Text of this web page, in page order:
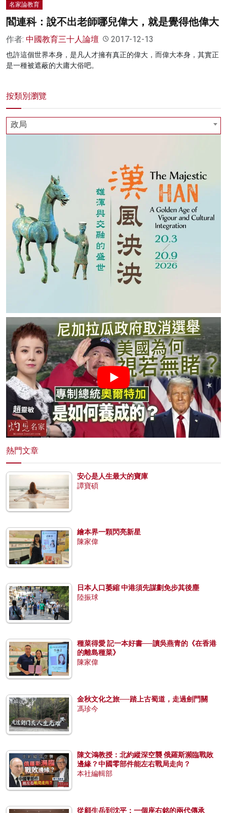
名家論教育
閻連科：說不出老師哪兒偉大，就是覺得他偉大
作者: 中國教育三十人論壇 2017-12-13
也許這個世界本身，是凡人才擁有真正的偉大，而偉大本身，其實正
是一種被遮蔽的大庸大俗吧。
按類別瀏覽
政局
熱門文章
安心是人生最大的寶庫
譚寶碩
繪本界一顆閃亮新星
陳家偉
日本人口萎縮 中港須先謀劃免步其後塵
陸振球
種菜得愛 記一本好書──讀吳燕青的《在香港
的離島種菜》
陳家偉
金秋文化之旅──踏上古蜀道，走過劍門關
馮珍今
陳文鴻教授：北約縱深空襲 俄羅斯瀕臨戰敗
邊緣？中國零部件能左右戰局走向？
本社編輯部
從顧生岳到沈平：一個座右銘的兩代傳承